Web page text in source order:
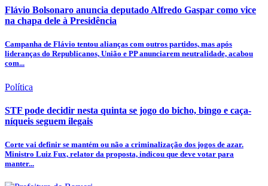
Flávio Bolsonaro anuncia deputado Alfredo Gaspar como vice
na chapa dele à Presidência
Campanha de Flávio tentou alianças com outros partidos, mas após
lideranças do Republicanos, União e PP anunciarem neutralidade, acabou
com...
Política
STF pode decidir nesta quinta se jogo do bicho, bingo e caça-
níqueis seguem ilegais
Corte vai definir se mantém ou não a criminalização dos jogos de azar.
Ministro Luiz Fux, relator da proposta, indicou que deve votar para
manter...